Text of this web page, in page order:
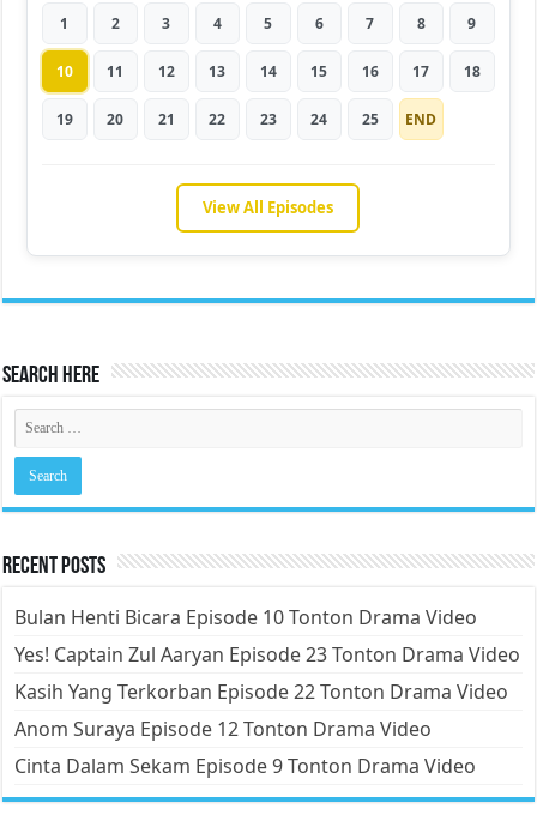
1 2 3 4 5 6 7 8 9
10 11 12 13 14 15 16 17 18
19 20 21 22 23 24 25 END
View All Episodes
Search Here
Recent Posts
Bulan Henti Bicara Episode 10 Tonton Drama Video
Yes! Captain Zul Aaryan Episode 23 Tonton Drama Video
Kasih Yang Terkorban Episode 22 Tonton Drama Video
Anom Suraya Episode 12 Tonton Drama Video
Cinta Dalam Sekam Episode 9 Tonton Drama Video